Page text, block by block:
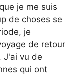
je me suis
de choses se
je
de retour
J'ai vu de
qui ont